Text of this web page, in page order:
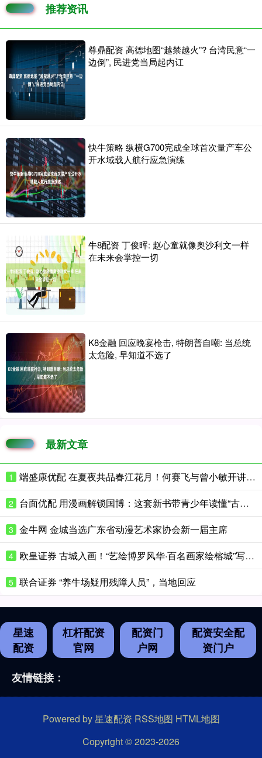
推荐资讯
尊鼎配资 高德地图“越禁越火”? 台湾民意“一
边倒”, 民进党当局起内讧
快牛策略 纵横G700完成全球首次量产车公
开水域载人航行应急演练
牛8配资 丁俊晖: 赵心童就像奥沙利文一样
在未来会掌控一切
K8金融 回应晚宴枪击, 特朗普自嘲: 当总统
太危险, 早知道不选了
最新文章
1 端盛康优配 在夏夜共品春江花月！何赛飞与曾小敏开讲花城文学课
2 台面优配 用漫画解锁国博：这套新书带青少年读懂“古代中国”
3 金牛网 金城当选广东省动漫艺术家协会新一届主席
4 欧皇证券 古城入画！“艺绘博罗风华·百名画家绘榕城”写生创作活动日前开幕
5 联合证券 “养牛场疑用残障人员”，当地回应
星速
配资
杠杆配资
官网
配资门
户网
配资安全配
资门户
友情链接：
Powered by星速配资 RSS地图 HTML地图
Copyright© 2023-2026